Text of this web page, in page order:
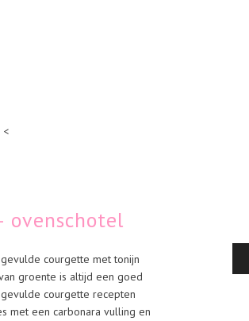
<
ovenschotel
courgette met tonijn
groente is altijd een goed
courgette recepten
met een carbonara vulling en